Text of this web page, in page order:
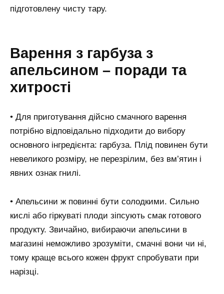
підготовлену чисту тару.
Варення з гарбуза з
апельсином – поради та
хитрості
• Для приготування дійсно смачного варення
потрібно відповідально підходити до вибору
основного інгредієнта: гарбуза. Плід повинен бути
невеликого розміру, не перезрілим, без вм’ятин і
явних ознак гнилі.
• Апельсини ж повинні бути солодкими. Сильно
кислі або гіркуваті плоди зіпсують смак готового
продукту. Звичайно, вибираючи апельсини в
магазині неможливо зрозуміти, смачні вони чи ні,
тому краще всього кожен фрукт спробувати при
нарізці.